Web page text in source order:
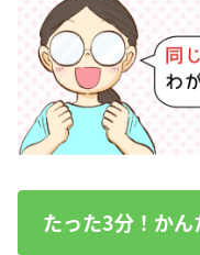
たった3分！かん